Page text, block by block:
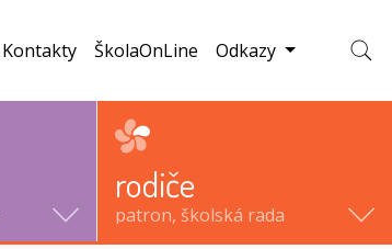
rodiče
patron, školská rada
Kontakty ŠkolaOnLine Odkazy